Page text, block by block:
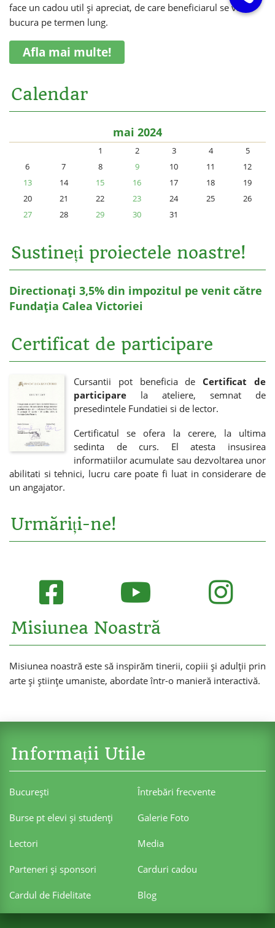
face un cadou util și apreciat, de care beneficiarul se va
bucura pe termen lung.
Afla mai multe!
Calendar
mai 2024
1 2 3 4
5
6
7 8 9 10 11
12
13
14 15 16 17 18
19
20
21 22 23 24 25
26
27
28 29 30 31
Sustineți proiectele noastre!
Directionați 3,5% din impozitul pe venit către
Fundația Calea Victoriei
Certificat de participare
Cursantii pot beneficia de Certificat de
participare la ateliere, semnat de
presedintele Fundatiei si de lector.
Certificatul se ofera la cerere, la ultima
sedinta de curs. El atesta insusirea
informatiilor acumulate sau dezvoltarea unor
abilitati si tehnici, lucru care poate fi luat in considerare de
un angajator.
Urmăriți-ne!
Misiunea Noastră
Misiunea noastră este să inspirăm tinerii, copiii și adulții prin
arte și științe umaniste, abordate într-o manieră interactivă.
Informații Utile
Bucureşti Întrebări frecvente
Burse pt elevi şi studenţi Galerie Foto
Lectori Media
Parteneri şi sponsori Carduri cadou
Cardul de Fidelitate Blog